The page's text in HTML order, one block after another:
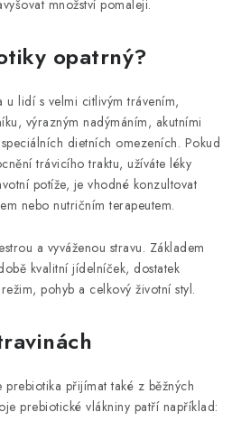
množství pomaleji.
opatrný?
u lidí s velmi citlivým trávením,
výrazným nadýmáním, akutními
dietních omezeních. Pokud
trávicího traktu, užíváte léky
potíže, je vhodné konzultovat
nebo nutričním terapeutem.
a vyváženou stravu. Základem
kvalitní jídelníček, dostatek
pohyb a celkový životní styl.
přijímat také z běžných
prebiotické vlákniny patří například: